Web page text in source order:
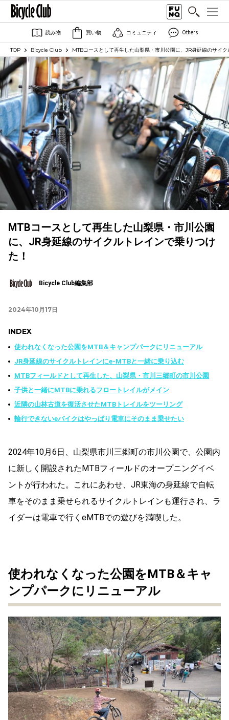
読み物 買い物 コミュニティ Others
TOP Bicycle Club MTBコースとして再生した山梨県・市川公園に、JR身延線のサイ
MTBコースとして再生した山梨県・市川公園
に、JR身延線のサイクルトレインで乗りつけ
た！
Bicycle Club編集部
2024年10月17日
INDEX
使われなくなった公園をMTB＆キャンプパークにリニューアル
JR身延線のサイクルトレインにe-MTBと一緒に乗り込む
MTBフィールドとして再生した、山梨県・市川三郷町の市川公園
子供と一緒にMTBに乗れるフロートレイルがメイン
近隣の山林古道を復活させたMTBトレイルをツーリング
輪行できないeバイクはやっぱり電車にそのまま乗せたい
2024年10月6日、山梨県市川三郷町の市川公園で、公園内
に新しく開設されたMTBフィールドのオープニングイベ
ントが行われた。これにあわせ、JR東海の身延線で自転
車をそのまま乗せられるサイクルトレインも運行され、ラ
イダーは電車で行くeMTBでの遊びを満喫した。
使われなくなった公園をMTB＆キャ
ンプパークにリニューアル